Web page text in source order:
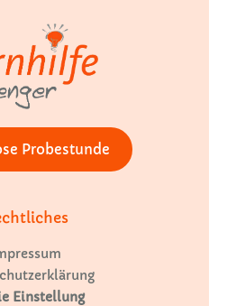
Probestunde
Einstellung